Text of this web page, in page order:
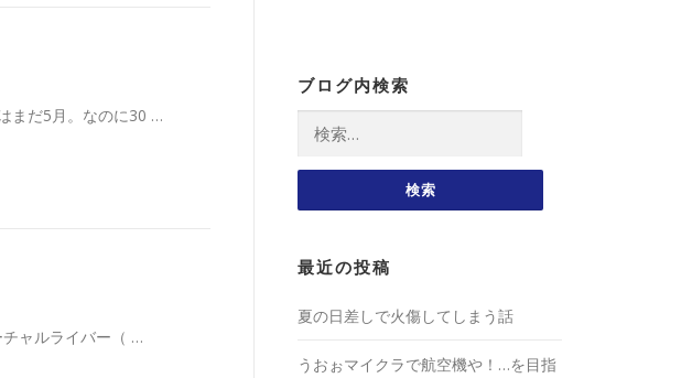
まだ5月。なのに30 …
ャルライバー（ …
ブログ内検索
最近の投稿
夏の日差しで火傷してしまう話
うおぉマイクラで航空機や！…を目指